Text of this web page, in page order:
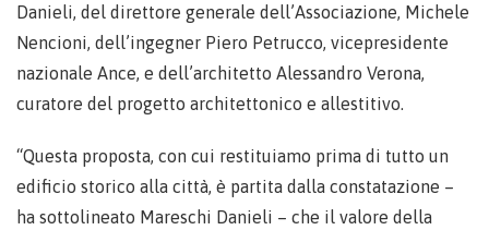
Danieli, del direttore generale dell’Associazione, Michele
Nencioni, dell’ingegner Piero Petrucco, vicepresidente
nazionale Ance, e dell’architetto Alessandro Verona,
curatore del progetto architettonico e allestitivo.
“Questa proposta, con cui restituiamo prima di tutto un
edificio storico alla città, è partita dalla constatazione –
ha sottolineato Mareschi Danieli – che il valore della